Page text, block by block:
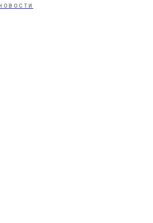
НОВОСТИ